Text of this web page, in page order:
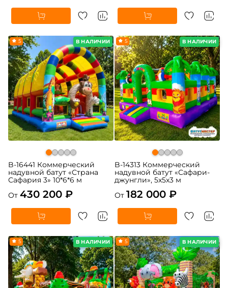
В НАЛИЧИИ
5
B-16441 Коммерческий
надувной батут «Страна
Сафария 3» 10*6*6 м
От 430 200 ₽
В НАЛИЧИИ
5
B-14313 Коммерческий
надувной батут «Сафари-
джунгли», 5x5x3 м
От 182 000 ₽
В НАЛИЧИИ
5 В НАЛИЧИИ
5